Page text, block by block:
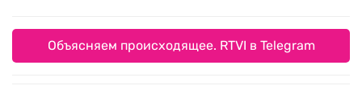
Объясняем происходящее. RTVI в Telegram